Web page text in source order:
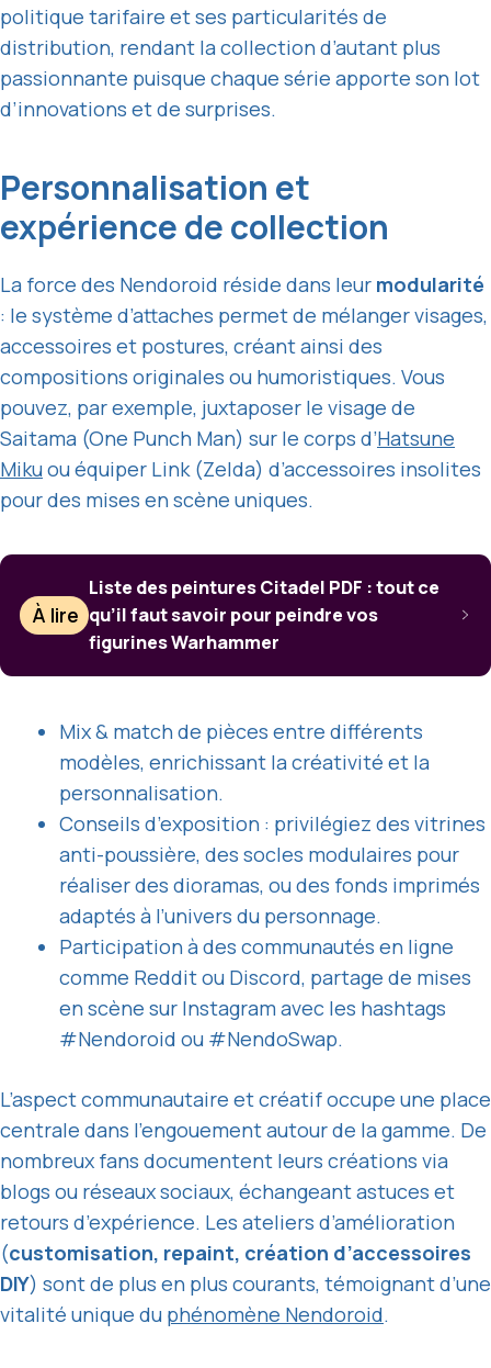
politique tarifaire et ses particularités de
distribution, rendant la collection d’autant plus
passionnante puisque chaque série apporte son lot
d’innovations et de surprises.
Personnalisation et
expérience de collection
La force des Nendoroid réside dans leur modularité
: le système d’attaches permet de mélanger visages,
accessoires et postures, créant ainsi des
compositions originales ou humoristiques. Vous
pouvez, par exemple, juxtaposer le visage de
Saitama (One Punch Man) sur le corps d’Hatsune
Mikuou équiper Link (Zelda) d’accessoires insolites
pour des mises en scène uniques.
À lire
Liste des peintures Citadel PDF : tout ce
qu’il faut savoir pour peindre vos
figurines Warhammer
Mix & match de pièces entre différents
modèles, enrichissant la créativité et la
personnalisation.
Conseils d’exposition : privilégiez des vitrines
anti-poussière, des socles modulaires pour
réaliser des dioramas, ou des fonds imprimés
adaptés à l’univers du personnage.
Participation à des communautés en ligne
comme Reddit ou Discord, partage de mises
en scène sur Instagram avec les hashtags
#Nendoroid ou #NendoSwap.
L’aspect communautaire et créatif occupe une place
centrale dans l’engouement autour de la gamme. De
nombreux fans documentent leurs créations via
blogs ou réseaux sociaux, échangeant astuces et
retours d’expérience. Les ateliers d’amélioration
(customisation, repaint, création d’accessoires
DIY) sont de plus en plus courants, témoignant d’une
vitalité unique du phénomène Nendoroid.